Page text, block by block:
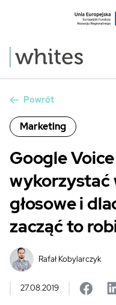
Powrót
Marketing
Google
wykorzystać
głosowe i
zacząć to
Rafał Kobylarczyk
27.08.2019